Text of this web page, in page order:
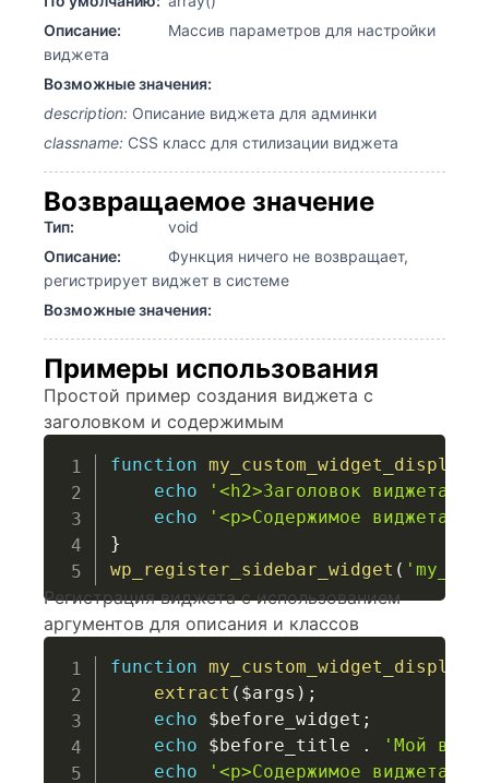
Описание:
Массив параметров для настройки
виджета
Возможные значения:
description: Описание виджета для админки
classname: CSS класс для стилизации виджета
Возвращаемое значение
Тип:
void
Описание:
Функция ничего не возвращает,
регистрирует виджет в системе
Возможные значения:
Примеры использования
Простой пример создания виджета с
заголовком и содержимым
function my_custom_widget_display
echo
'<h2>Заголовок виджета</
echo
'<p>Содержимое виджета</
}
wp_register_sidebar_widget (
Регистрация виджета с использованием
аргументов для описания и классов
function my_custom_widget_display
extract ( $args ) ;
echo
$before_widget ;
echo
$before_title .
'Мой
echo
'<p>Содержимое виджета</